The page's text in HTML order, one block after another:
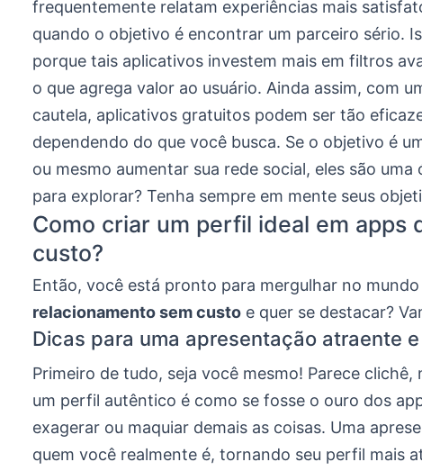
frequentemente relatam experiências mais
quando o objetivo é encontrar um parceiro sério.
porque tais aplicativos investem mais em filtros
o que agrega valor ao usuário. Ainda assim, com
cautela, aplicativos gratuitos podem ser tão
dependendo do que você busca. Se o objetivo é
ou mesmo aumentar sua rede social, eles são uma
para explorar? Tenha sempre em mente seus
Como criar um perfil ideal em apps
custo?
Então, você está pronto para mergulhar no
relacionamento sem custo e quer se destacar?
Dicas para uma apresentação atraente
Primeiro de tudo, seja você mesmo! Parece clichê,
um perfil autêntico é como se fosse o ouro dos
exagerar ou maquiar demais as coisas. Uma
quem você realmente é, tornando seu perfil mais